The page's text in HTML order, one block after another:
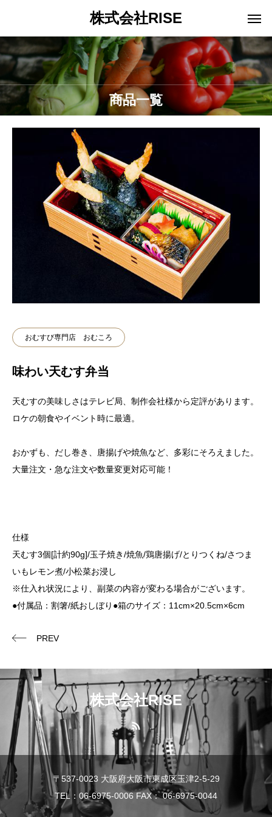
株式会社RISE
商品一覧
おむすび専門店 おむころ
味わい天むす弁当
天むすの美味しさはテレビ局、制作会社様から定評があります。
ロケの朝食やイベント時に最適。
おかずも、だし巻き、唐揚げや焼魚など、多彩にそろえました。
大量注文・急な注文や数量変更対応可能！
仕様
天むす3個[計約90g]/玉子焼き/焼魚/鶏唐揚げ/とりつくね/さつま
いもレモン煮/小松菜お浸し
※仕入れ状況により、副菜の内容が変わる場合がございます。
●付属品：割箸/紙おしぼり●箱のサイズ：11cm×20.5cm×6cm
PREV
株式会社RISE
〒537-0023 大阪府大阪市東成区玉津2-5-29
TEL：06-6975-0006 FAX： 06-6975-0044